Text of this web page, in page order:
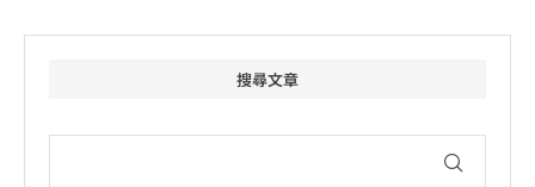
搜尋文章